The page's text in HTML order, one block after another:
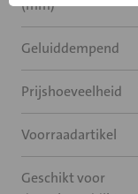
(mm)
Geluiddempend
Prijshoeveelheid
Voorraadartikel
Geschikt voor